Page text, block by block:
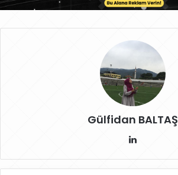
Gülfidan BALTAŞ
dIn